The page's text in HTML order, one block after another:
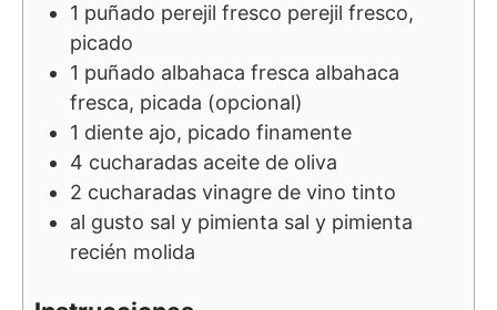
1 puñado perejil fresco perejil fresco,
picado
1 puñado albahaca fresca albahaca
fresca, picada (opcional)
1 diente ajo, picado finamente
4 cucharadas aceite de oliva
2 cucharadas vinagre de vino tinto
al gusto sal y pimienta sal y pimienta
recién molida